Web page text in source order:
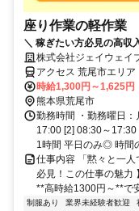
座り作業の軽作業
＼ 稼ぎたい方必見の高収
空調完備×土日祝休み×履
株式会社ジェイウェイ
アクセス 荒尾市エリア
時給1,300円～1,625円
熊本県荒尾市
勤務時間 ・勤務曜日
17:00 [2] 08:30～
1時間 平日のみ◎ 時間
仕事内容 「黙々と一
必見！この仕事
**高時給1300円～**で
制服あり 業界未経験者歓迎